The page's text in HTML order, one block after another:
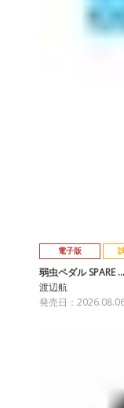
電子版
弱虫ペダル SPARE …
渡辺航
発売日：